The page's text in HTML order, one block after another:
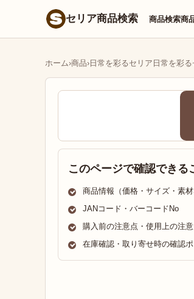
セリア商品検索 商品検索商
ホーム›商品› 日常を彩るセリア日常を彩
このページで確認できる
商品情報（価格・サイズ・素材
JANコード・バーコードNo
購入前の注意点・使用上の注意
在庫確認・取り寄せ時の確認ポ